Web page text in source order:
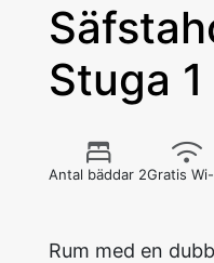
Stuga 1
Antal bäddar 2Gratis
Rum med en